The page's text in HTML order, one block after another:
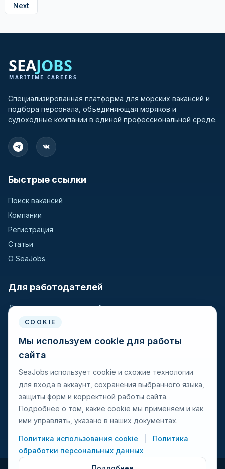
Next
Специализированная платформа для морских вакансий и
подбора персонала, объединяющая моряков и
судоходные компании в единой профессиональной среде.
Быстрые ссылки
Поиск вакансий
Компании
Регистрация
Статьи
О SeaJobs
Для работодателей
Для крюинговых компаний
Разместить вакансию
Поиск кандидатов
Для моряков
Поиск вакансий
Просмотр компаний
COOKIE
Мы используем cookie для работы
сайта
SeaJobs использует cookie и схожие технологии
для входа в аккаунт, сохранения выбранного языка,
защиты форм и корректной работы сайта.
Подробнее о том, какие cookie мы применяем и как
ими управлять, указано в наших документах.
Политика использования cookie
Политика
обработки персональных данных